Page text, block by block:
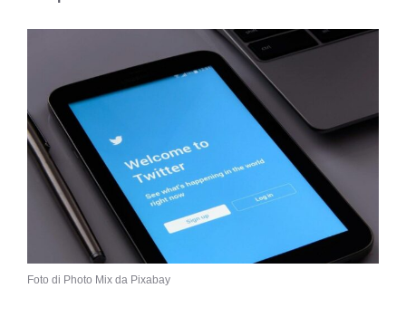
Foto di Photo Mix da Pixabay